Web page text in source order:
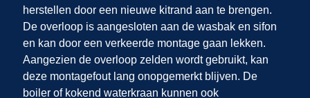
herstellen door een nieuwe kitrand aan te brengen.
De overloop is aangesloten aan de wasbak en sifon
en kan door een verkeerde montage gaan lekken.
Aangezien de overloop zelden wordt gebruikt, kan
deze montagefout lang onopgemerkt blijven. De
boiler of kokend waterkraan kunnen ook